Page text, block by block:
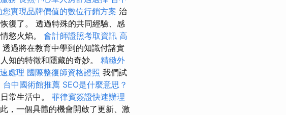
您實現品牌價值的數位行銷方案 治
復了。 透過特殊的共同經驗、感
慾火焰。 會計師證照考取資訊 高
透過將在教育中學到的知識付諸實
知的特徵和隱藏的奇妙。 精緻外
處理 國際整復師資格證照 我們試
台中國術館推薦 SEO是什麼意思？
常生活中。 菲律賓簽證快速辦理
，一個具體的機會開啟了更新、激